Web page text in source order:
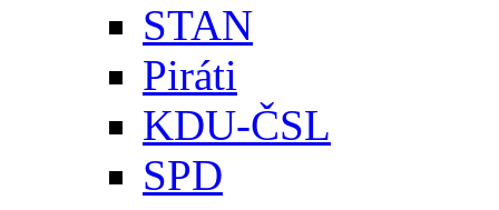
STAN
Piráti
KDU-ČSL
SPD